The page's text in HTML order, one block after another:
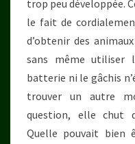
trop peu développée.
le fait de
d’obtenir des
sans même utiliser
batterie ni le gâchis
trouver un autre
question, elle chut
Quelle pouvait bien